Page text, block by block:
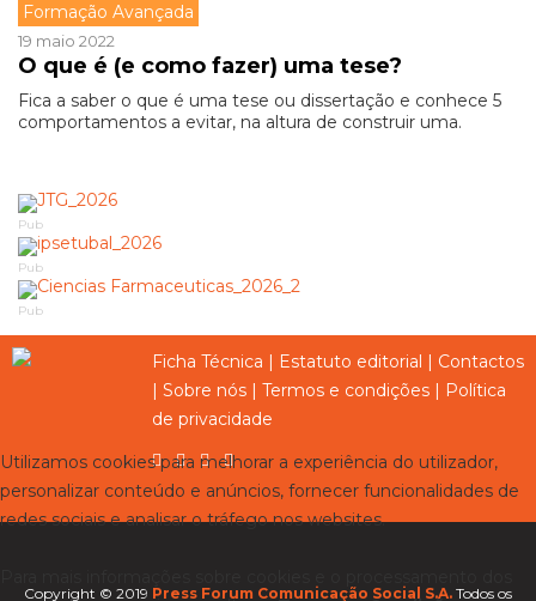
Formação Avançada
19 maio 2022
O que é (e como fazer) uma tese?
Fica a saber o que é uma tese ou dissertação e conhece 5
comportamentos a evitar, na altura de construir uma.
Pub
Pub
Pub
Ficha Técnica | Estatuto editorial | Contactos
| Sobre nós | Termos e condições | Política
de privacidade
Copyright © 2019 Press Forum Comunicação Social S.A. Todos os
Utilizamos cookies para melhorar a experiência do utilizador,
personalizar conteúdo e anúncios, fornecer funcionalidades de
redes sociais e analisar o tráfego nos websites.